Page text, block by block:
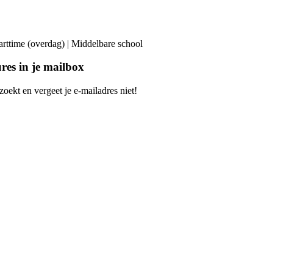
(overdag) | Middelbare school
in je mailbox
en vergeet je e-mailadres niet!